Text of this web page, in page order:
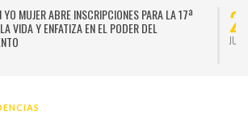
MUJER ABRE INSCRIPCIONES PARA LA 17ª
VIDA Y ENFATIZA EN EL PODER DEL
JUL